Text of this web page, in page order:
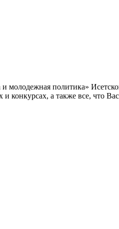
молодежная политика»
а также все, что